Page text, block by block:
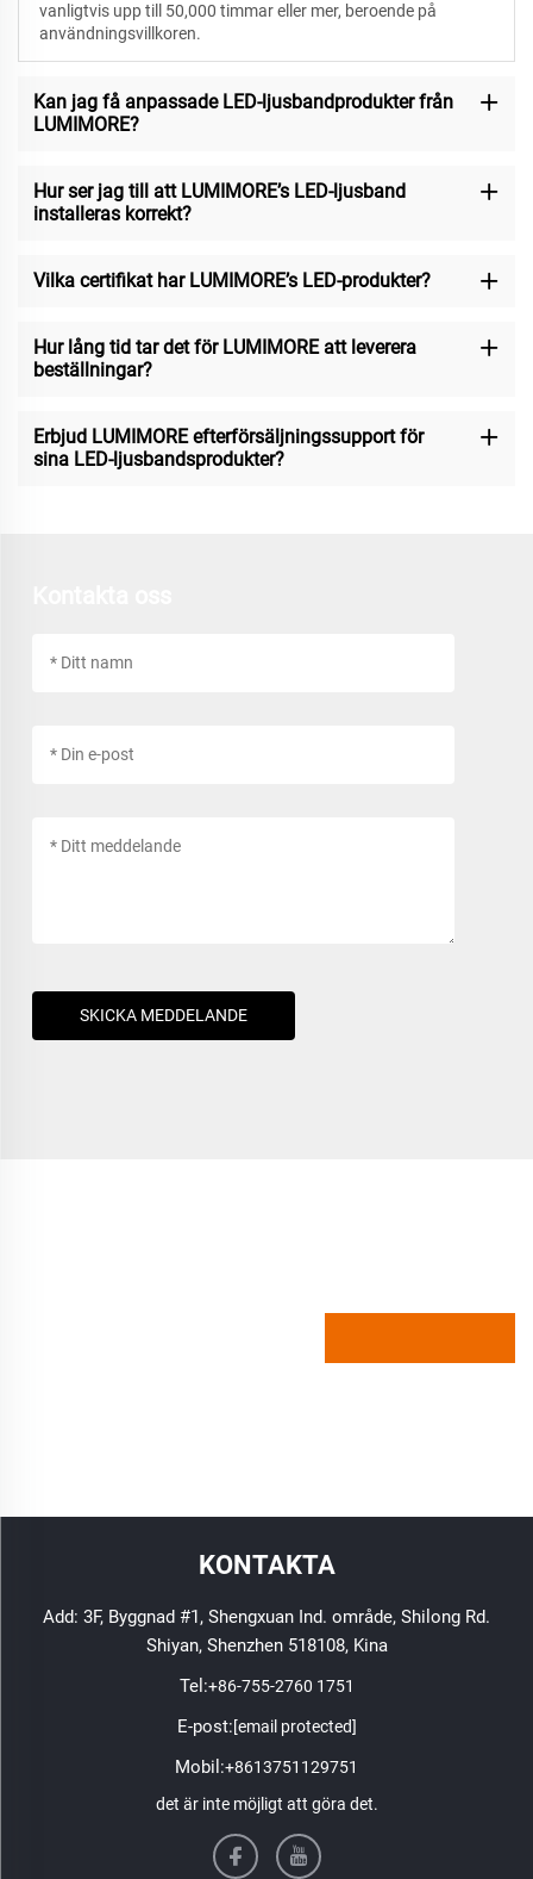
vanligtvis upp till 50,000 timmar eller mer, beroende på
användningsvillkoren.
Kan jag få anpassade LED-ljusbandprodukter från
LUMIMORE?
Hur ser jag till att LUMIMORE’s LED-ljusband
installeras korrekt?
Vilka certifikat har LUMIMORE’s LED-produkter?
Hur lång tid tar det för LUMIMORE att leverera
beställningar?
Erbjud LUMIMORE efterförsäljningssupport för
sina LED-ljusbandsprodukter?
SKICKA MEDDELANDE
KONTAKTA
Add: 3F, Byggnad #1, Shengxuan Ind. område, Shilong Rd.
Shiyan, Shenzhen 518108, Kina
Tel:+86-755-2760 1751
E-post:[email protected]
Mobil:+8613751129751
det är inte möjligt att göra det.